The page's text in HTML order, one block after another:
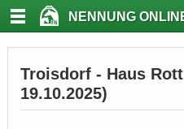
NENNUNG
Troisdorf - Haus
19.10.2025)